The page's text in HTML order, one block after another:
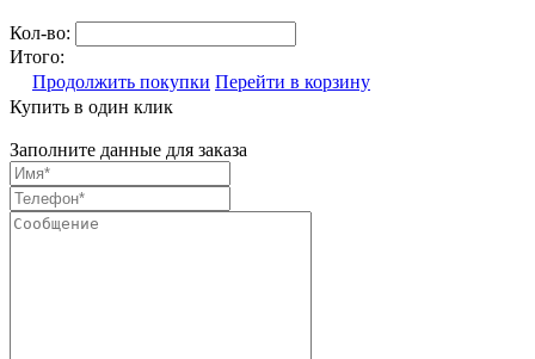
Кол-во:
Итого:
Продолжить покупки Перейти в корзину
Купить в один клик
Заполните данные для заказа